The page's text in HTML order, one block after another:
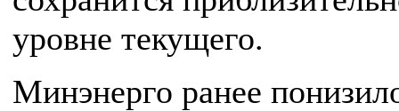
уровне текущего.
Минэнерго ранее